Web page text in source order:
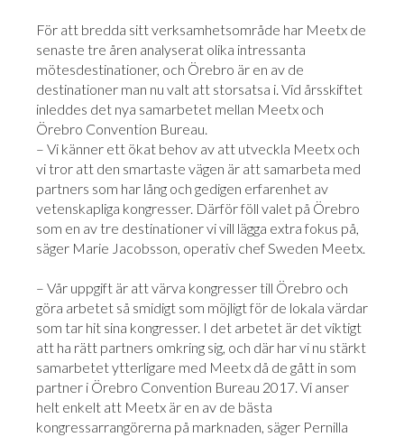
För att bredda sitt verksamhetsområde har Meetx de
senaste tre åren analyserat olika intressanta
mötesdestinationer, och Örebro är en av de
destinationer man nu valt att storsatsa i. Vid årsskiftet
inleddes det nya samarbetet mellan Meetx och
Örebro Convention Bureau.
– Vi känner ett ökat behov av att utveckla Meetx och
vi tror att den smartaste vägen är att samarbeta med
partners som har lång och gedigen erfarenhet av
vetenskapliga kongresser. Därför föll valet på Örebro
som en av tre destinationer vi vill lägga extra fokus på,
säger Marie Jacobsson, operativ chef Sweden Meetx.
– Vår uppgift är att värva kongresser till Örebro och
göra arbetet så smidigt som möjligt för de lokala värdar
som tar hit sina kongresser. I det arbetet är det viktigt
att ha rätt partners omkring sig, och där har vi nu stärkt
samarbetet ytterligare med Meetx då de gått in som
partner i Örebro Convention Bureau 2017. Vi anser
helt enkelt att Meetx är en av de bästa
kongressarrangörerna på marknaden, säger Pernilla